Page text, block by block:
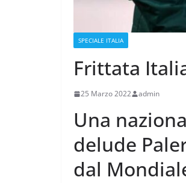
SPECIALE ITALIA
Frittata
25 Marzo 2022 admin
Una
delude
dal